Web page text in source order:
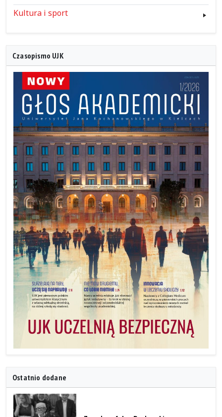
Kultura i sport
Czasopismo UJK
Ostatnio dodane